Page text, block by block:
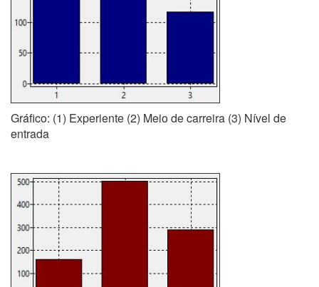
Gráfico: (1) Experiente (2) Meio de carreira (3) Nível de
entrada